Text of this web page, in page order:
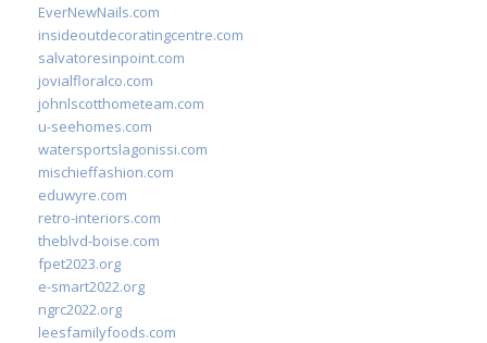
EverNewNails.com
insideoutdecoratingcentre.com
salvatoresinpoint.com
jovialfloralco.com
johnlscotthometeam.com
u-seehomes.com
watersportslagonissi.com
mischieffashion.com
eduwyre.com
retro-interiors.com
theblvd-boise.com
fpet2023.org
e-smart2022.org
ngrc2022.org
leesfamilyfoods.com